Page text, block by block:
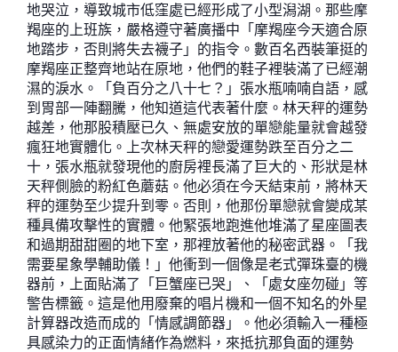
地哭泣，導致城市低窪處已經形成了小型潟湖。那些摩
羯座的上班族，嚴格遵守著廣播中「摩羯座今天適合原
地踏步，否則將失去襪子」的指令。數百名西裝筆挺的
摩羯座正整齊地站在原地，他們的鞋子裡裝滿了已經潮
濕的淚水。「負百分之八十七？」張水瓶喃喃自語，感
到胃部一陣翻騰，他知道這代表著什麼。林天秤的運勢
越差，他那股積壓已久、無處安放的單戀能量就會越發
瘋狂地實體化。上次林天秤的戀愛運勢跌至百分之二
十，張水瓶就發現他的廚房裡長滿了巨大的、形狀是林
天秤側臉的粉紅色蘑菇。他必須在今天結束前，將林天
秤的運勢至少提升到零。否則，他那份單戀就會變成某
種具備攻擊性的實體。他緊張地跑進他堆滿了星座圖表
和過期甜甜圈的地下室，那裡放著他的秘密武器。「我
需要星象學輔助儀！」他衝到一個像是老式彈珠臺的機
器前，上面貼滿了「巨蟹座已哭」、「處女座勿碰」等
警告標籤。這是他用廢棄的唱片機和一個不知名的外星
計算器改造而成的「情感調節器」。他必須輸入一種極
具感染力的正面情緒作為燃料，來抵抗那負面的運勢